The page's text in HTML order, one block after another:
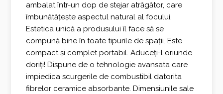
400,00 €.
ambalat într-un dop de stejar atrăgător, care
îmbunătățește aspectul natural al focului.
Estetica unică a produsului îl face să se
compună bine în toate tipurile de spații. Este
compact și complet portabil. Aduceți-l oriunde
doriți! Dispune de o tehnologie avansata care
impiedica scurgerile de combustibil datorita
fibrelor ceramice absorbante. Dimensiunile sale